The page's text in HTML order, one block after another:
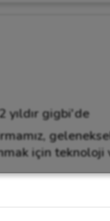
2 yıldır gigbi'de
için teknoloji